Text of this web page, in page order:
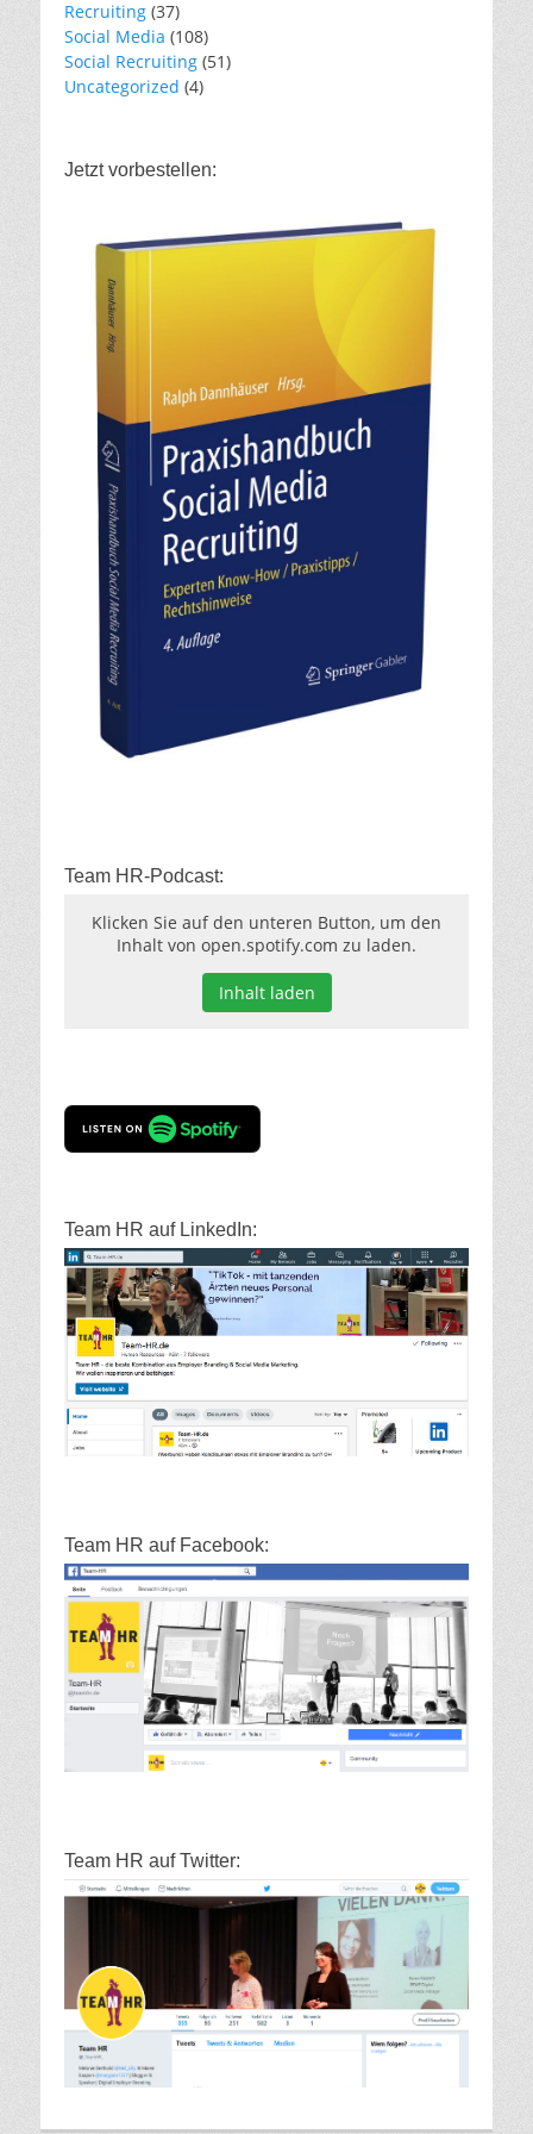
Recruiting (37)
Social Media (108)
Social Recruiting (51)
Uncategorized (4)
Jetzt vorbestellen:
Team HR-Podcast:
Klicken Sie auf den unteren Button, um den
Inhalt von open.spotify.com zu laden.
Inhalt laden
Team HR auf LinkedIn:
Team HR auf Facebook:
Team HR auf Twitter: